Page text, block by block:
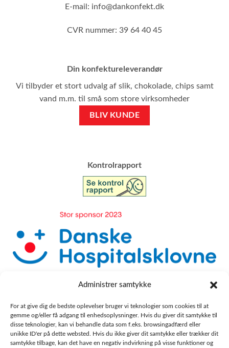
Administrer samtykke
For at give dig de bedste oplevelser bruger vi teknologier som cookies til at
gemme og/eller få adgang til enhedsoplysninger. Hvis du giver dit samtykke til
disse teknologier, kan vi behandle data som f.eks. browsingadfærd eller
unikke ID'er på dette websted. Hvis du ikke giver dit samtykke eller trækker dit
samtykke tilbage, kan det have en negativ indvirkning på visse funktioner og
E-mail: info@dankonfekt.dk
CVR nummer: 39 64 40 45
Din konfektureleverandør
Vi tilbyder et stort udvalg af slik, chokolade, chips samt
vand m.m. til små som store virksomheder
BLIV KUNDE
​Kontrolrapport